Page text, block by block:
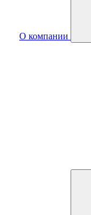
О компании